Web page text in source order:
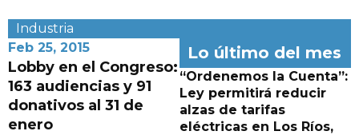
Industria
Feb 25, 2015
Lobby en el Congreso:
163 audiencias y 91
donativos al 31 de
enero
Lo último del mes
“Ordenemos la Cuenta”:
Ley permitirá reducir
alzas de tarifas
eléctricas en Los Ríos,